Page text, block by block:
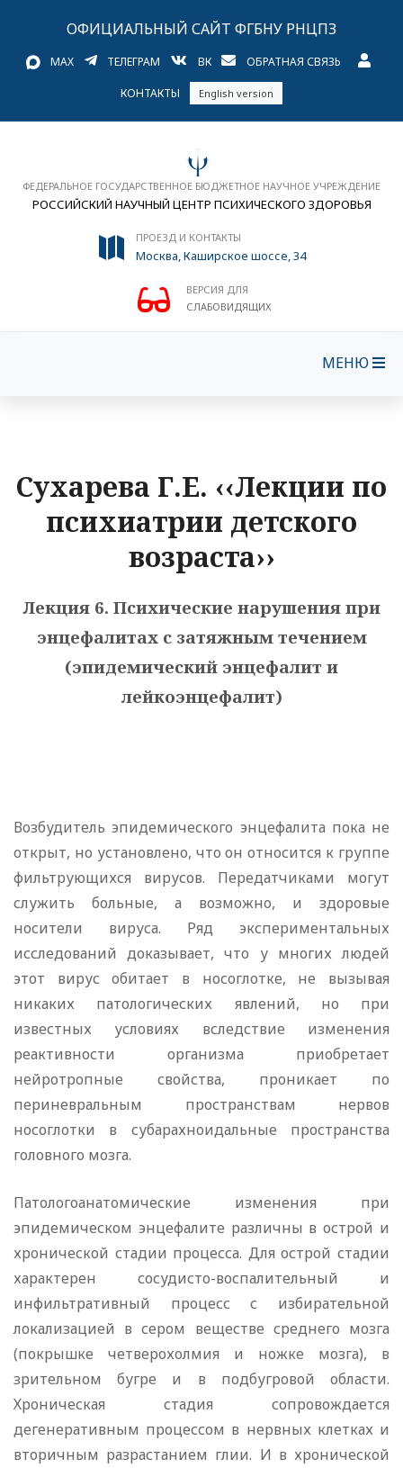
ОФИЦИАЛЬНЫЙ САЙТ ФГБНУ РНЦПЗ
MAX ТЕЛЕГРАМ ВК ОБРАТНАЯ СВЯЗЬ
КОНТАКТЫ English version
ФЕДЕРАЛЬНОЕ ГОСУДАРСТВЕННОЕ БЮДЖЕТНОЕ НАУЧНОЕ УЧРЕЖДЕНИЕ
РОССИЙСКИЙ НАУЧНЫЙ ЦЕНТР ПСИХИЧЕСКОГО ЗДОРОВЬЯ
ПРОЕЗД И КОНТАКТЫ
Москва, Каширское шоссе, 34
ВЕРСИЯ ДЛЯ
СЛАБОВИДЯЩИХ
МЕНЮ
Сухарева Г.Е. ‹‹Лекции по
психиатрии детского
возраста››
Лекция 6. Психические нарушения при
энцефалитах с затяжным течением
(эпидемический энцефалит и
лейкоэнцефалит)
Возбудитель эпидемического энцефалита пока не
открыт, но установлено, что он относится к группе
фильтрующихся вирусов. Передатчиками могут
служить больные, а возможно, и здоровые
носители вируса. Ряд экспериментальных
исследований доказывает, что у многих людей
этот вирус обитает в носоглотке, не вызывая
никаких патологических явлений, но при
известных условиях вследствие изменения
реактивности организма приобретает
нейротропные свойства, проникает по
периневральным пространствам нервов
носоглотки в субарахноидальные пространства
головного мозга.
Патологоанатомические изменения при
эпидемическом энцефалите различны в острой и
хронической стадии процесса. Для острой стадии
характерен сосудисто-воспалительный и
инфильтративный процесс с избирательной
локализацией в сером веществе среднего мозга
(покрышке четверохолмия и ножке мозга), в
зрительном бугре и в подбугровой области.
Хроническая стадия сопровождается
дегенеративным процессом в нервных клетках и
вторичным разрастанием глии. И в хронической